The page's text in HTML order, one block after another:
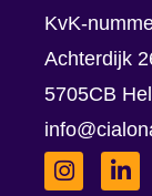
KvK-
Achterdijk
5705CB